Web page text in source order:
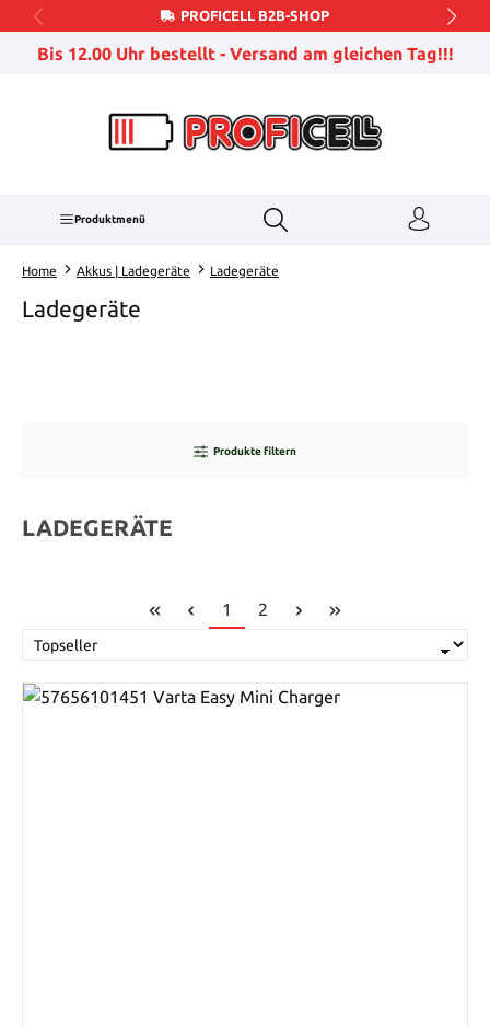
Zum Hauptinhalt springenPROFICELL B2B-SHOP
Bis 12.00 Uhr bestellt - Versand am gleichen Tag!!!
Produktmenü
Home Akkus | Ladegeräte Ladegeräte
Ladegeräte
Produkte filtern
LADEGERÄTE
Seite
1 Seite
2